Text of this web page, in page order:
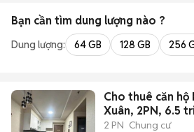
Bạn cần tìm dung lượng nào ?
Dung lượng: 64 GB 128 GB 256
Cho thuê căn hộ
Xuân, 2PN, 6.5
2 PN Chung cư